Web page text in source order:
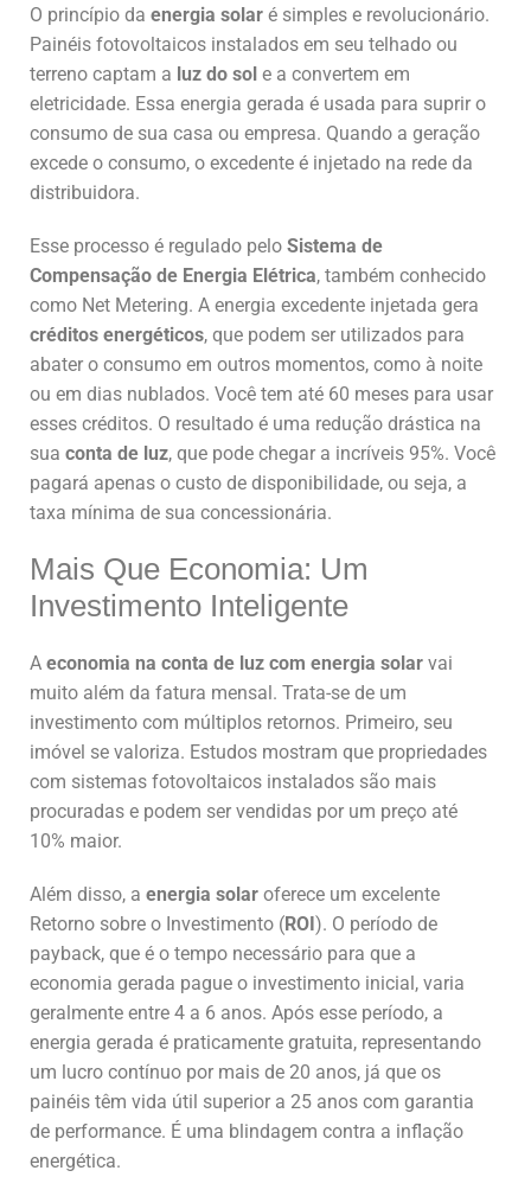
O princípio da energia solar é simples e revolucionário.
Painéis fotovoltaicos instalados em seu telhado ou
terreno captam a luz do sol e a convertem em
eletricidade. Essa energia gerada é usada para suprir o
consumo de sua casa ou empresa. Quando a geração
excede o consumo, o excedente é injetado na rede da
distribuidora.
Esse processo é regulado pelo Sistema de
Compensação de Energia Elétrica, também conhecido
como Net Metering. A energia excedente injetada gera
créditos energéticos, que podem ser utilizados para
abater o consumo em outros momentos, como à noite
ou em dias nublados. Você tem até 60 meses para usar
esses créditos. O resultado é uma redução drástica na
sua conta de luz, que pode chegar a incríveis 95%. Você
pagará apenas o custo de disponibilidade, ou seja, a
taxa mínima de sua concessionária.
Mais Que Economia: Um
Investimento Inteligente
A economia na conta de luz com energia solar vai
muito além da fatura mensal. Trata-se de um
investimento com múltiplos retornos. Primeiro, seu
imóvel se valoriza. Estudos mostram que propriedades
com sistemas fotovoltaicos instalados são mais
procuradas e podem ser vendidas por um preço até
10% maior.
Além disso, a energia solar oferece um excelente
Retorno sobre o Investimento (ROI). O período de
payback, que é o tempo necessário para que a
economia gerada pague o investimento inicial, varia
geralmente entre 4 a 6 anos. Após esse período, a
energia gerada é praticamente gratuita, representando
um lucro contínuo por mais de 20 anos, já que os
painéis têm vida útil superior a 25 anos com garantia
de performance. É uma blindagem contra a inflação
energética.